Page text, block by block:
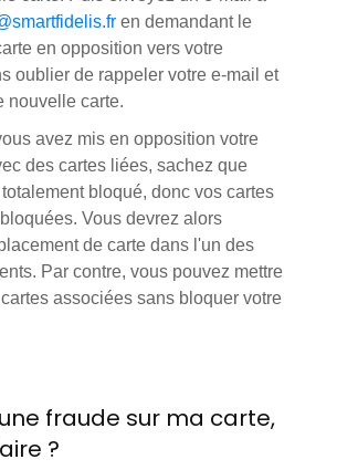
en demandant le
en opposition vers votre
oublier de rappeler votre e-mail et
nouvelle carte.
avez mis en opposition votre
des cartes liées, sachez que
bloqué, donc vos cartes
Vous devrez alors
de carte dans l'un des
Par contre, vous pouvez mettre
associées sans bloquer votre
fraude sur ma carte,
?